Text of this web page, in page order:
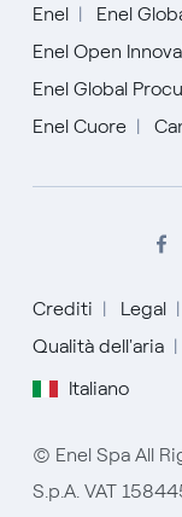
Enel
Enel
Enel Open
Enel Global
Enel Cuore
Crediti Legal
Qualità dell'aria
Italiano
English
Español
Italiano
Portugués (BR)
© Enel Spa All
S.p.A. VAT